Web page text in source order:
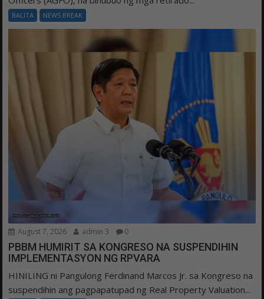
BALITA NEWS BREAK
August 7, 2026 admin 3 0
PBBM HUMIRIT SA KONGRESO NA SUSPENDIHIN
IMPLEMENTASYON NG RPVARA
HINILING ni Pangulong Ferdinand Marcos Jr. sa Kongreso na
suspendihin ang pagpapatupad ng Real Property Valuation...